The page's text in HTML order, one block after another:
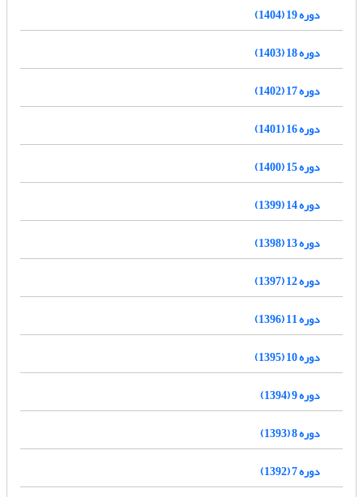
دوره 19 (1404)
دوره 18 (1403)
دوره 17 (1402)
دوره 16 (1401)
دوره 15 (1400)
دوره 14 (1399)
دوره 13 (1398)
دوره 12 (1397)
دوره 11 (1396)
دوره 10 (1395)
دوره 9 (1394)
دوره 8 (1393)
دوره 7 (1392)